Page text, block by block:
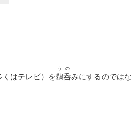
はテレビ）を鵜呑
うの
みにするのではな